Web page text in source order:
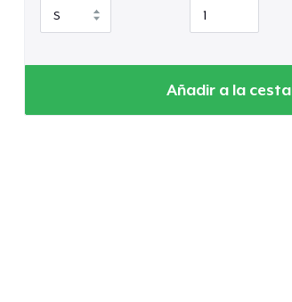
Añadir a la cesta